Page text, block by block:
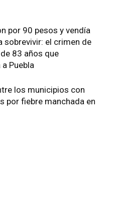
por 90 pesos y vendía
sobrevivir: el crimen de
83 años que
Puebla
los municipios con
por fiebre manchada en